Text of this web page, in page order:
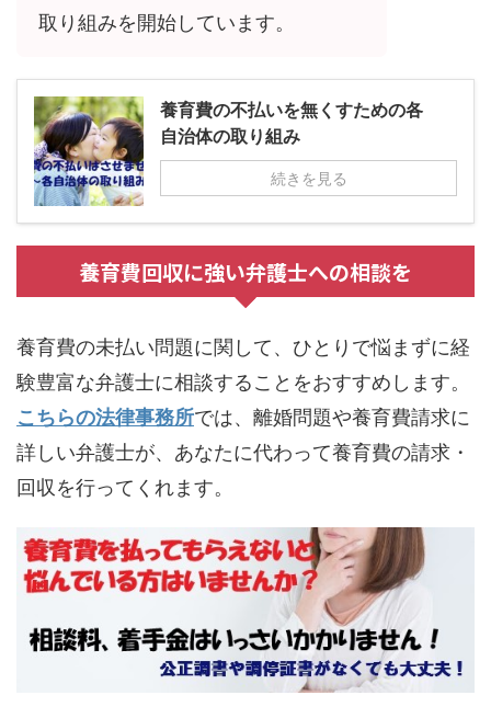
取り組みを開始しています。
養育費の不払いを無くすための各
自治体の取り組み
続きを見る
養育費回収に強い弁護士への相談を
養育費の未払い問題に関して、ひとりで悩まずに経
験豊富な弁護士に相談することをおすすめします。
こちらの法律事務所では、離婚問題や養育費請求に
詳しい弁護士が、あなたに代わって養育費の請求・
回収を行ってくれます。